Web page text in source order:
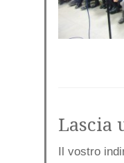
Lascia
Il vostro